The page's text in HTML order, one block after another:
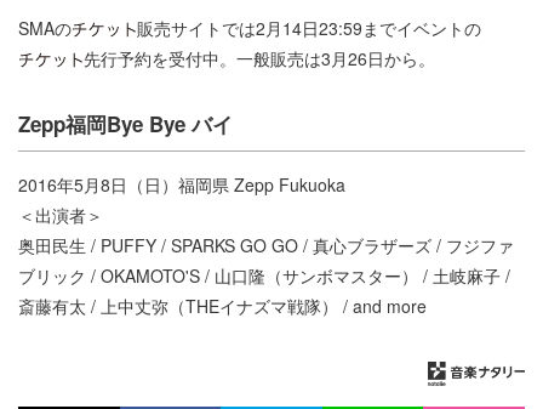
SMAの
販売サイトでは2月14日23:59までイベントの
先行予約を受付中。一般販売は3月26日から。
Zepp福岡Bye Bye バイ
2016年5月8日（日）福岡県 Zepp Fukuoka
＜出演者＞
奥田民生 / PUFFY / SPARKS GO GO / 真心ブラザーズ / フジファ
ブリック / OKAMOTO'S / 山口隆（サンボマスター） / 土岐麻子 /
斎藤有太 / 上中丈弥（THEイナズマ戦隊） / and more